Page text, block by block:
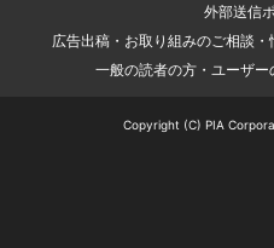
外部送信
広告出稿・お取り組みのご相談
一般の読者の方・ユーザ
Copyright (C) PIA